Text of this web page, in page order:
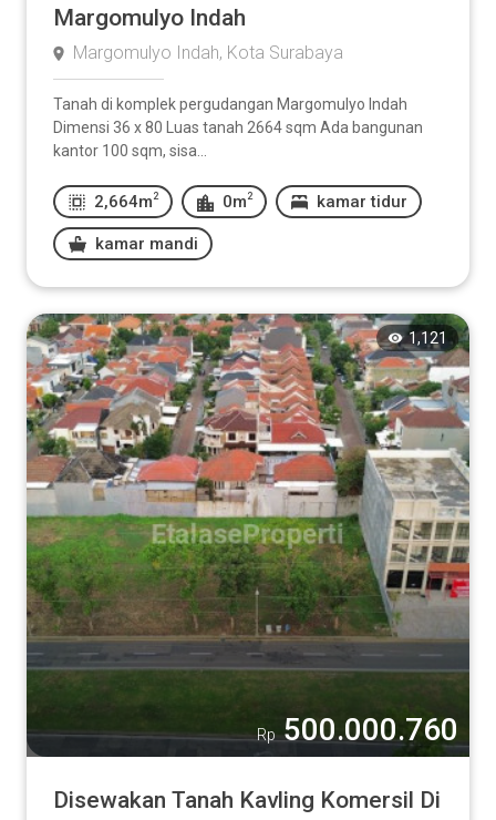
Margomulyo Indah
Margomulyo Indah, Kota Surabaya
Tanah di komplek pergudangan Margomulyo Indah
Dimensi 36 x 80 Luas tanah 2664 sqm Ada bangunan
kantor 100 sqm, sisa...
2,664m 2 0m 2 kamar tidur
kamar mandi
1,121
Rp 500.000.760
Disewakan Tanah Kavling Komersil Di